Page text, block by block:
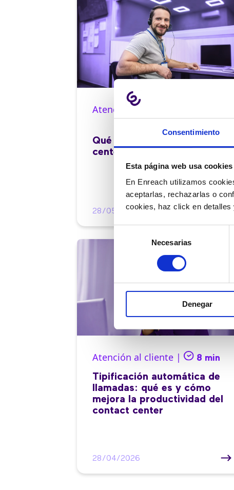
Consentimiento
Esta página web usa cookies
En Enreach utilizamos
aceptarlas, rechazarlas o
cookies, haz click en
consentimiento
Necesarias
Denegar
Atención al cliente |
Qué es el FCR en un contact
center y cómo mejorarlo
28/05/2026
Atención al cliente | 8 min
Tipificación automática de
llamadas: qué es y cómo
mejora la productividad del
contact center
28/04/2026